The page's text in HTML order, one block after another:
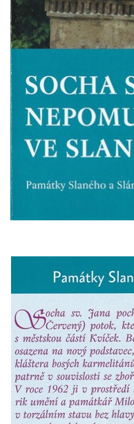
Lysá nad Labem,
Socha Opičákovník v
Socha Mystik v ZOO
Reliéf Rodina a práce
čp. 69/1 v Českých
Socha Jana Valeria
Českých Budějovicích
Socha Krista
kostela svaté Rodiny v
Budějovicích
Socha S tebou v parku
náměstí v Českých
Socha Tornádo v
náměstí v Českých
Sousoší Humanoidi
Českých Budějovicích
Pomník Vojtěcha